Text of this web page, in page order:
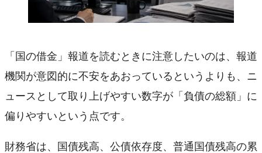
「国の借金」報道を読むときに注意したいのは、報道
機関が意図的に不安をあおっているというよりも、ニ
ュースとして取り上げやすい数字が「負債の総額」に
偏りやすいという点です。
財務省は、国債残高、公債依存度、普通国債残高の累